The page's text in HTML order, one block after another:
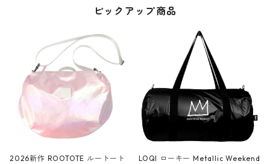
ピックアップ商品
2026新作 ROOTOTE ルートート
LOQI ローキー Metallic Weekend